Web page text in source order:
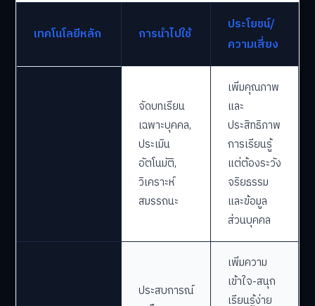
เทคโนโลยีหลัก การนำไปใช้
ประโยชน์/
ความเสี่ยง
จัดบทเรียน
เฉพาะบุคคล,
ประเมิน
อัตโนมัติ,
วิเคราะห์
สมรรถนะ
เพิ่มคุณภาพ
และ
ประสิทธิภาพ
การเรียนรู้
แต่ต้องระวัง
จริยธรรม
และข้อมูล
ส่วนบุคคล
ประสบการณ์
เพิ่มความ
เข้าใจ-สนุก
เรียนรู้ง่าย